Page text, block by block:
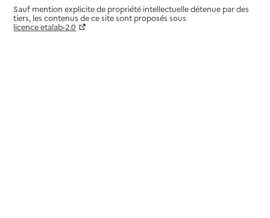
Sauf mention explicite de propriété intellectuelle détenue par des
tiers, les contenus de ce site sont proposés sous
licence etalab-2.0